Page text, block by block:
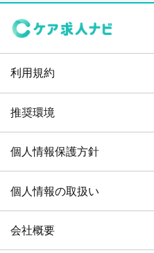
利用規約
推奨環境
個人情報保護方針
個人情報の取扱い
会社概要